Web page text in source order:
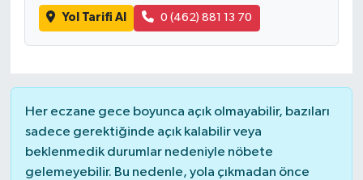
Yol Tarifi Al 0 (462) 881 13 70
Her eczane gece boyunca açık olmayabilir, bazıları
sadece gerektiğinde açık kalabilir veya
beklenmedik durumlar nedeniyle nöbete
gelemeyebilir. Bu nedenle, yola çıkmadan önce